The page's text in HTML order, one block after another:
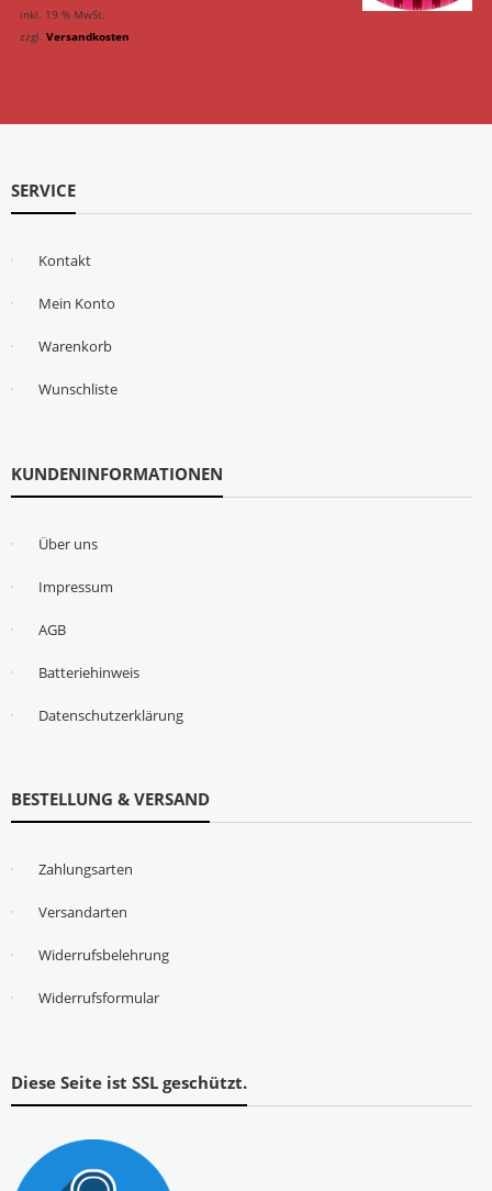
inkl. 19 % MwSt.
zzgl. Versandkosten
SERVICE
Kontakt
Mein Konto
Warenkorb
Wunschliste
KUNDENINFORMATIONEN
Über uns
Impressum
AGB
Batteriehinweis
Datenschutzerklärung
BESTELLUNG & VERSAND
Zahlungsarten
Versandarten
Widerrufsbelehrung
Widerrufsformular
Diese Seite ist SSL geschützt.